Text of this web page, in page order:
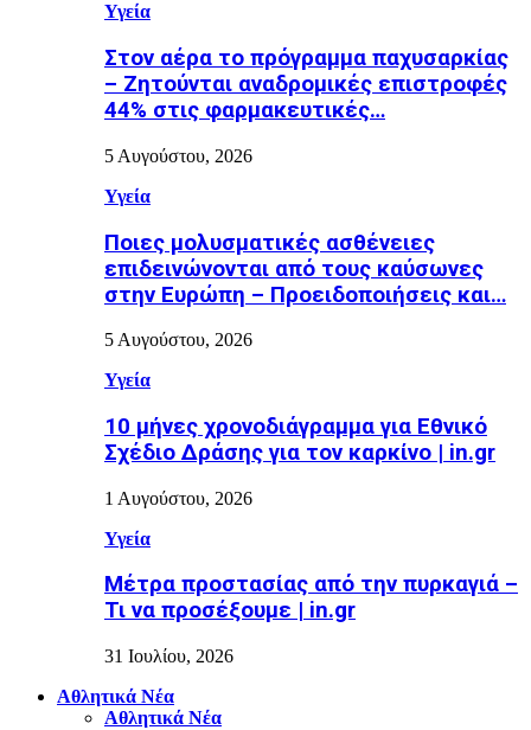
Υγεία
Στον αέρα το πρόγραμμα παχυσαρκίας
– Ζητούνται αναδρομικές επιστροφές
44% στις φαρμακευτικές…
5 Αυγούστου, 2026
Υγεία
Ποιες μολυσματικές ασθένειες
επιδεινώνονται από τους καύσωνες
στην Ευρώπη – Προειδοποιήσεις και…
5 Αυγούστου, 2026
Υγεία
10 μήνες χρονοδιάγραμμα για Εθνικό
Σχέδιο Δράσης για τον καρκίνο | in.gr
1 Αυγούστου, 2026
Υγεία
Μέτρα προστασίας από την πυρκαγιά –
Τι να προσέξουμε | in.gr
31 Ιουλίου, 2026
Αθλητικά Νέα
Αθλητικά Νέα